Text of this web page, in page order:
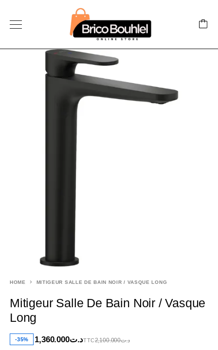
HOME MITIGEUR SALLE DE BAIN NOIR / VASQUE LONG
Mitigeur Salle De Bain Noir / Vasque
Long
-35% د.ت2,100.000 د.ت1,360.000 TTC